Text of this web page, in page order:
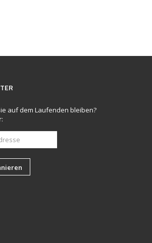
auf dem Laufenden bleiben?